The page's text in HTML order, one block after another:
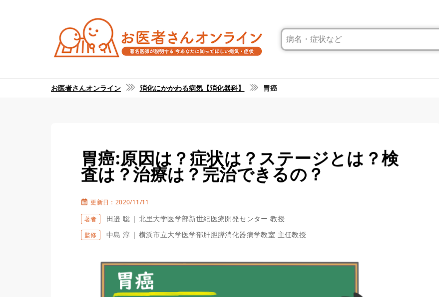
お医者さんオンライン 消化にかかわる病気【消化器科】 胃癌
胃癌:原因は？症状は？ステージとは？検
査は？治療は？完治できるの？
更新日：2020/11/11
著者
田邉 聡 | 北里大学医学部新世紀医療開発センター 教授
監修 中島 淳 | 横浜市立大学医学部肝胆膵消化器病学教室 主任教授